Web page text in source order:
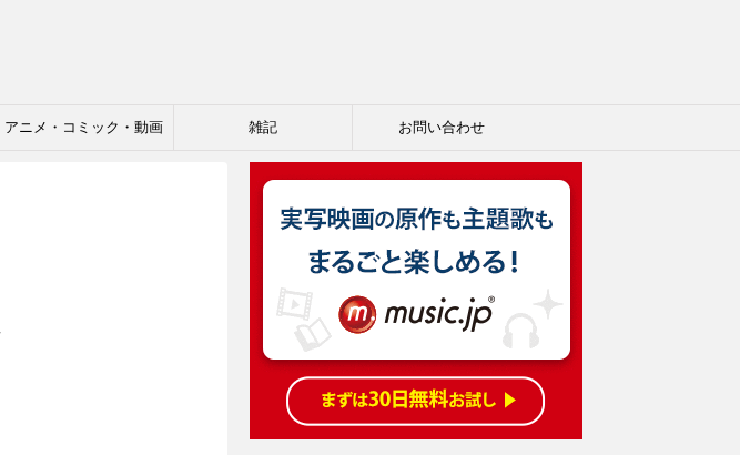
アニメ・コミック・動画 雑記 お問い合わせ